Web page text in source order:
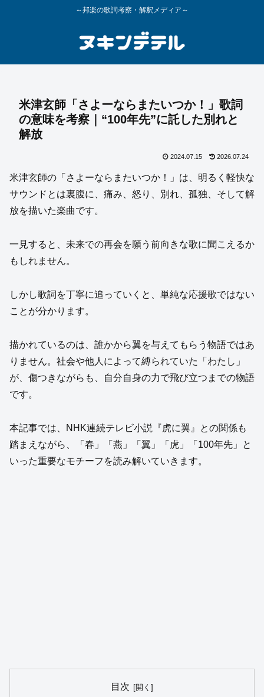
～邦楽の歌詞考察・解釈メディア～
米津玄師「さよーならまたいつか！」歌詞
の意味を考察｜“100年先”に託した別れと
解放
2024.07.15 2026.07.24
米津玄師の「さよーならまたいつか！」は、明るく軽快な
サウンドとは裏腹に、痛み、怒り、別れ、孤独、そして解
放を描いた楽曲です。
一見すると、未来での再会を願う前向きな歌に聞こえるか
もしれません。
しかし歌詞を丁寧に追っていくと、単純な応援歌ではない
ことが分かります。
描かれているのは、誰かから翼を与えてもらう物語ではあ
りません。社会や他人によって縛られていた「わたし」
が、傷つきながらも、自分自身の力で飛び立つまでの物語
です。
本記事では、NHK連続テレビ小説『虎に翼』との関係も
踏まえながら、「春」「燕」「翼」「虎」「100年先」と
いった重要なモチーフを読み解いていきます。
目次